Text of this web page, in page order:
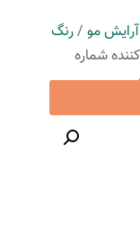
آرایش مو/رنگ
شماره